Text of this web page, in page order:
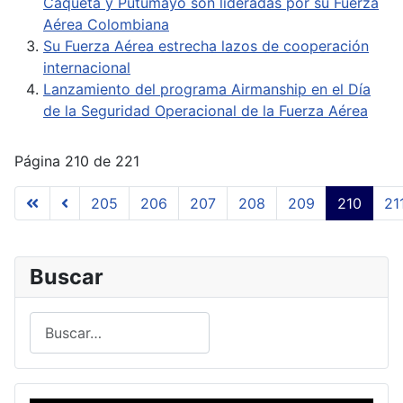
Aérea Colombiana
Su Fuerza Aérea estrecha lazos de cooperación
internacional
Lanzamiento del programa Airmanship en el Día
de la Seguridad Operacional de la Fuerza Aérea
Página 210 de 221
205 206 207 208 209 210
Buscar